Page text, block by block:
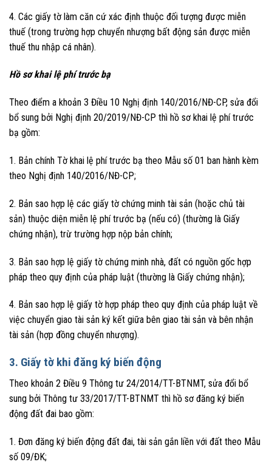
4. Các giấy tờ làm căn cứ xác định thuộc đối tượng được miễn
thuế (trong trường hợp chuyển nhượng bất động sản được miễn
thuế thu nhập cá nhân).
Hồ sơ khai lệ phí trước bạ
Theo điểm a khoản 3 Điều 10 Nghị định 140/2016/NĐ-CP, sửa đổi
bổ sung bởi Nghị định 20/2019/NĐ-CP thì hồ sơ khai lệ phí trước
bạ gồm:
1. Bản chính Tờ khai lệ phí trước bạ theo Mẫu số 01 ban hành kèm
theo Nghị định 140/2016/NĐ-CP;
2. Bản sao hợp lệ các giấy tờ chứng minh tài sản (hoặc chủ tài
sản) thuộc diện miễn lệ phí trước bạ (nếu có) (thường là Giấy
chứng nhận), trừ trường hợp nộp bản chính;
3. Bản sao hợp lệ giấy tờ chứng minh nhà, đất có nguồn gốc hợp
pháp theo quy định của pháp luật (thường là Giấy chứng nhận);
4. Bản sao hợp lệ giấy tờ hợp pháp theo quy định của pháp luật về
việc chuyển giao tài sản ký kết giữa bên giao tài sản và bên nhận
tài sản (hợp đồng chuyển nhượng).
3. Giấy tờ khi đăng ký biến động
Theo khoản 2 Điều 9 Thông tư 24/2014/TT-BTNMT, sửa đổi bổ
sung bởi Thông tư 33/2017/TT-BTNMT thì hồ sơ đăng ký biến
động đất đai bao gồm:
1. Đơn đăng ký biến động đất đai, tài sản gắn liền với đất theo Mẫu
số 09/ĐK;